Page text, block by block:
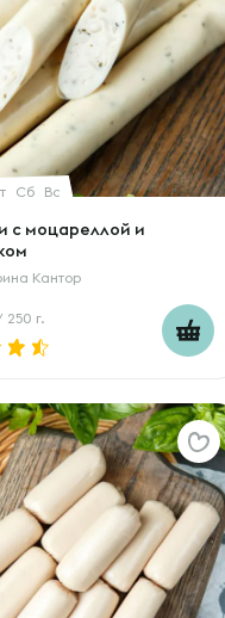
Сб Вс
с моцареллой и
Кантор
250 г.